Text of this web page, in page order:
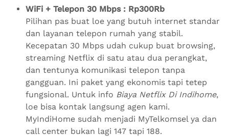
WiFi + Telepon 30 Mbps : Rp300Rb
Pilihan pas buat loe yang butuh internet standar
dan layanan telepon rumah yang stabil.
Kecepatan 30 Mbps udah cukup buat browsing,
streaming Netflix di satu atau dua perangkat,
dan tentunya komunikasi telepon tanpa
gangguan. Ini paket yang ekonomis tapi tetep
fungsional. Untuk info Biaya Netflix Di Indihome,
loe bisa kontak langsung agen kami.
MyIndiHome sudah menjadi MyTelkomsel ya dan
call center bukan lagi 147 tapi 188.